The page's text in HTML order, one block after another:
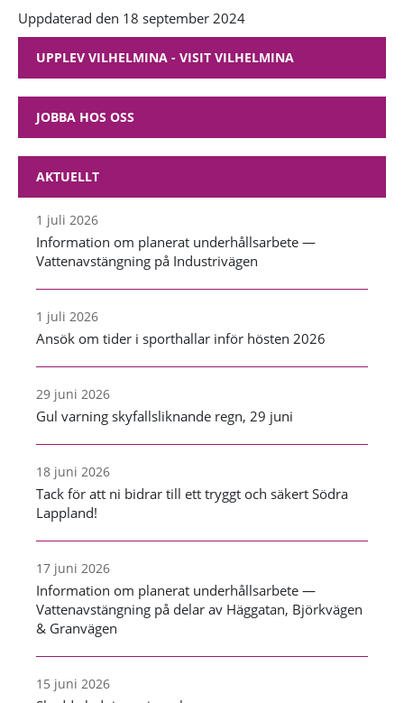
AKTUELLT
1 juli 2026
Information om planerat underhållsarbete —
Vattenavstängning på Industrivägen
1 juli 2026
Ansök om tider i sporthallar inför hösten 2026
29 juni 2026
Gul varning skyfallsliknande regn, 29 juni
18 juni 2026
Tack för att ni bidrar till ett tryggt och säkert Södra
Lappland!
17 juni 2026
Information om planerat underhållsarbete —
Vattenavstängning på delar av Häggatan, Björkvägen
& Granvägen
15 juni 2026
Uppdaterad den 18 september 2024
UPPLEV VILHELMINA - VISIT VILHELMINA
JOBBA HOS OSS